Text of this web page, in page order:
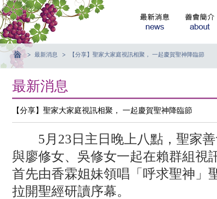
最新消息 【分享】聖家大家庭視訊相聚， 一起慶賀聖神降臨節
最新消息
【分享】聖家大家庭視訊相聚， 一起慶賀聖神降臨節
5月23日主日晚上八點，聖家善
與廖修女、吳修女一起在賴群組視
首先由香霖姐妹領唱「呼求聖神」
拉開聖經研讀序幕。